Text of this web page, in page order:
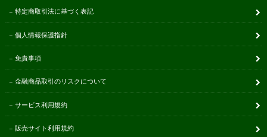
特定商取引法に基づく表記
個人情報保護指針
免責事項
金融商品取引のリスクについて
サービス利用規約
販売サイト利用規約